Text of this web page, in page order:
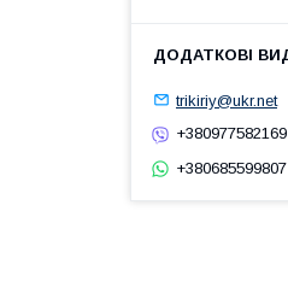
trikiriy@ukr.net
+380977582169
+380685599807